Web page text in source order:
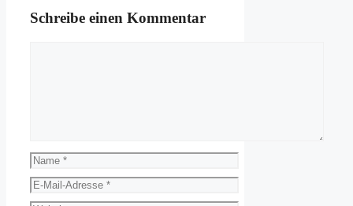
Schreibe einen Kommentar
Name
E-
Mail-